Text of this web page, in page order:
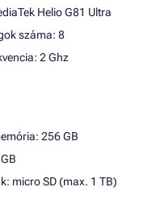
Helio G81 Ultra
száma: 8
2 Ghz
256 GB
micro SD (max. 1 TB)